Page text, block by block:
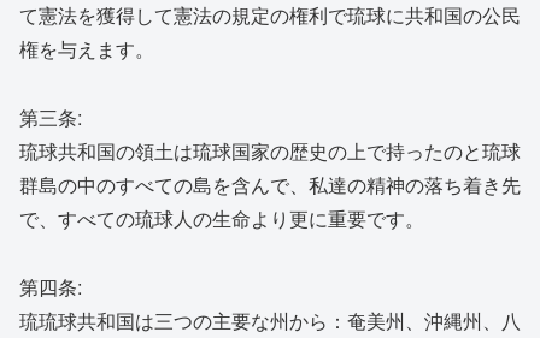
て憲法を獲得して憲法の規定の権利で琉球に共和国の公民
権を与えます。
第三条:
琉球共和国の領土は琉球国家の歴史の上で持ったのと琉球
群島の中のすべての島を含んで、私達の精神の落ち着き先
で、すべての琉球人の生命より更に重要です。
第四条:
琉琉球共和国は三つの主要な州から：奄美州、沖縄州、八